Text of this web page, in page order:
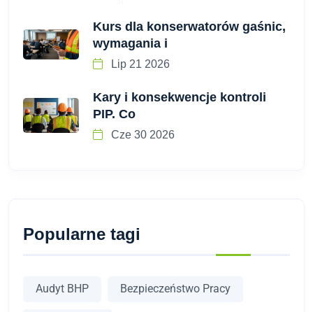
Kurs dla konserwatorów gaśnic,
wymagania i
Lip 21 2026
Kary i konsekwencje kontroli
PIP. Co
Cze 30 2026
Popularne tagi
Audyt BHP Bezpieczeństwo Pracy